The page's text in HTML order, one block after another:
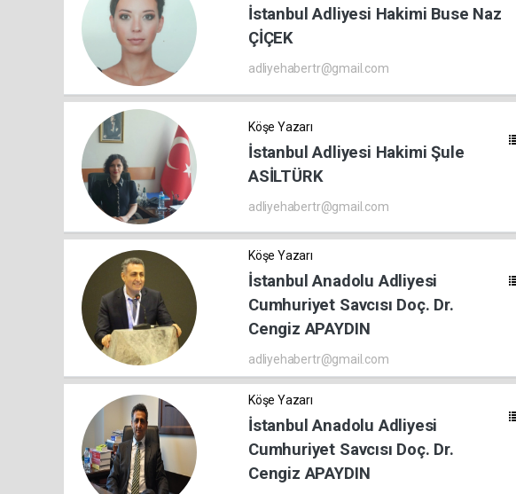
İstanbul Adliyesi Hakimi Buse Naz
ÇİÇEK
adliyehabertr@gmail.com
Köşe Yazarı
İstanbul Adliyesi Hakimi Şule
ASİLTÜRK
adliyehabertr@gmail.com
Köşe Yazarı
İstanbul Anadolu Adliyesi
Cumhuriyet Savcısı Doç. Dr.
Cengiz APAYDIN
adliyehabertr@gmail.com
Köşe Yazarı
İstanbul Anadolu Adliyesi
Cumhuriyet Savcısı Doç. Dr.
Cengiz APAYDIN